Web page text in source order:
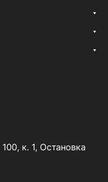
к. 1, Остановка